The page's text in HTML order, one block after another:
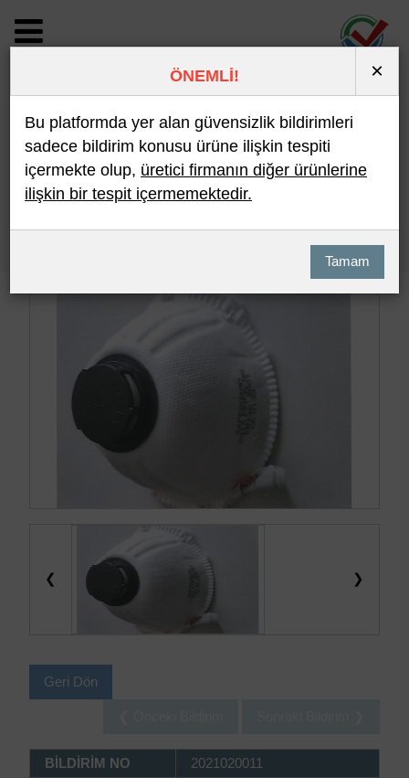
BİLDİRİM DETAYI
Son 10 Bildirim En Çok İncelenen
❮ ❯
Geri Dön
BİLDİRİM NO
2021020011
ÖNEMLİ! ×
Bu platformda yer alan güvensizlik bildirimleri
sadece bildirim konusu ürüne ilişkin tespiti
içermekte olup, üretici firmanın diğer ürünlerine
ilişkin bir tespit içermemektedir.
Tamam